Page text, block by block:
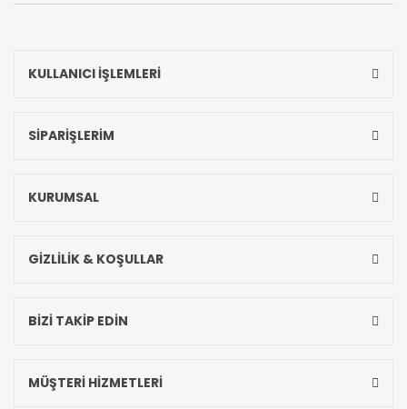
KULLANICI İŞLEMLERİ
SİPARİŞLERİM
KURUMSAL
GİZLİLİK & KOŞULLAR
BİZİ TAKİP EDİN
MÜŞTERİ HİZMETLERİ